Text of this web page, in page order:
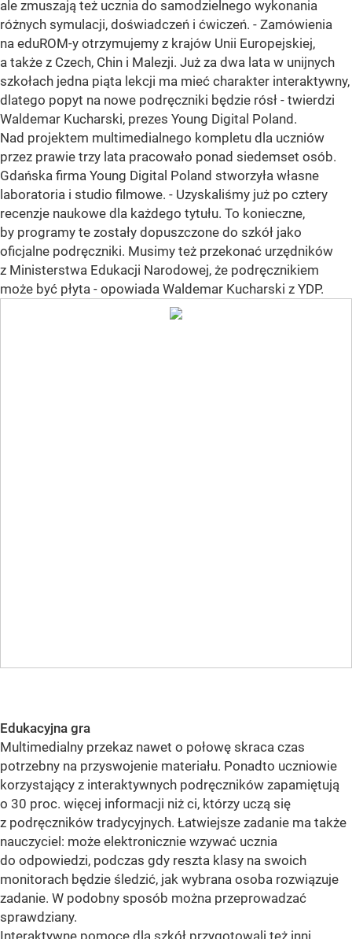
ale zmuszają też ucznia do samodzielnego wykonania
różnych symulacji, doświadczeń i ćwiczeń. - Zamówienia
na eduROM-y otrzymujemy z krajów Unii Europejskiej,
a także z Czech, Chin i Malezji. Już za dwa lata w unijnych
szkołach jedna piąta lekcji ma mieć charakter interaktywny,
dlatego popyt na nowe podręczniki będzie rósł - twierdzi
Waldemar Kucharski, prezes Young Digital Poland.
Nad projektem multimedialnego kompletu dla uczniów
przez prawie trzy lata pracowało ponad siedemset osób.
Gdańska firma Young Digital Poland stworzyła własne
laboratoria i studio filmowe. - Uzyskaliśmy już po cztery
recenzje naukowe dla każdego tytułu. To konieczne,
by programy te zostały dopuszczone do szkół jako
oficjalne podręczniki. Musimy też przekonać urzędników
z Ministerstwa Edukacji Narodowej, że podręcznikiem
może być płyta - opowiada Waldemar Kucharski z YDP.
Edukacyjna gra
Multimedialny przekaz nawet o połowę skraca czas
potrzebny na przyswojenie materiału. Ponadto uczniowie
korzystający z interaktywnych podręczników zapamiętują
o 30 proc. więcej informacji niż ci, którzy uczą się
z podręczników tradycyjnych. Łatwiejsze zadanie ma także
nauczyciel: może elektronicznie wzywać ucznia
do odpowiedzi, podczas gdy reszta klasy na swoich
monitorach będzie śledzić, jak wybrana osoba rozwiązuje
zadanie. W podobny sposób można przeprowadzać
sprawdziany.